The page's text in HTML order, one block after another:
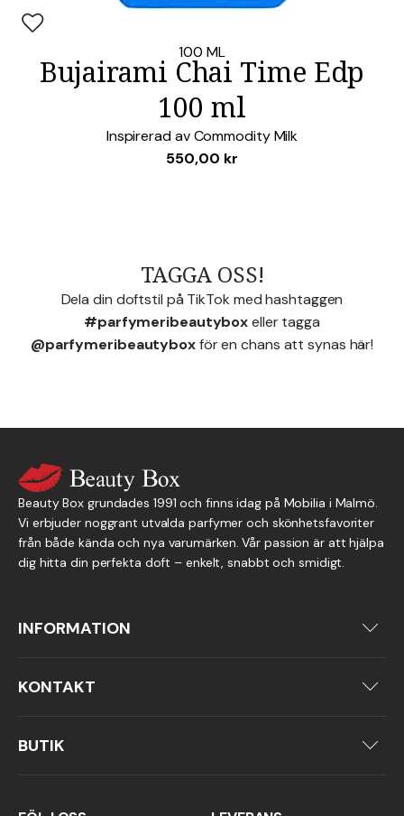
100 ML
Bujairami Chai Time Edp
100 ml
Inspirerad avCommodity Milk
550,00 kr
TAGGA OSS!
Dela din doftstil på TikTok med hashtaggen
#parfymeribeautyboxeller tagga
@parfymeribeautyboxför en chans att synas här!
Beauty Box grundades 1991 och finns idag på Mobilia i Malmö.
Vi erbjuder noggrant utvalda parfymer och skönhetsfavoriter
från både kända och nya varumärken. Vår passion är att hjälpa
dig hitta din perfekta doft – enkelt, snabbt och smidigt.
INFORMATION
Köpvillkor
KONTAKT
info@beautybox.nu
BUTIK